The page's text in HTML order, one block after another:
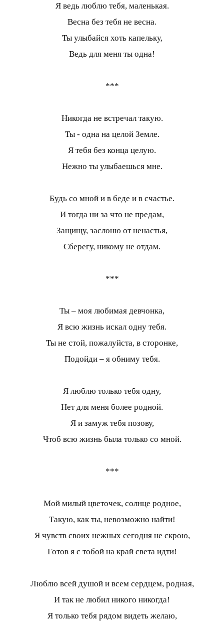
Я ведь люблю тебя, маленькая.
Весна без тебя не весна.
Ты улыбайся хоть капельку,
Ведь для меня ты одна!
***
Никогда не встречал такую.
Ты - одна на целой Земле.
Я тебя без конца целую.
Нежно ты улыбаешься мне.
Будь со мной и в беде и в счастье.
И тогда ни за что не предам,
Защищу, заслоню от ненастья,
Сберегу, никому не отдам.
***
Ты – моя любимая девчонка,
Я всю жизнь искал одну тебя.
Ты не стой, пожалуйста, в сторонке,
Подойди – я обниму тебя.
Я люблю только тебя одну,
Нет для меня более родной.
Я и замуж тебя позову,
Чтоб всю жизнь была только со мной.
***
Мой милый цветочек, солнце родное,
Такую, как ты, невозможно найти!
Я чувств своих нежных сегодня не скрою,
Готов я с тобой на край света идти!
Люблю всей душой и всем сердцем, родная,
И так не любил никого никогда!
Я только тебя рядом видеть желаю,